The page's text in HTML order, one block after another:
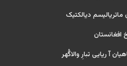
دیالکتیک
افغانستان
آ ریایی تبارِ والاگُهر